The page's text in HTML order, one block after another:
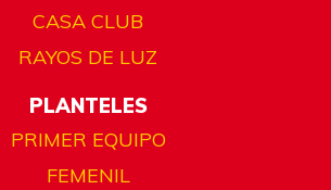
CASA CLUB
RAYOS DE LUZ
PLANTELES
PRIMER EQUIPO
FEMENIL